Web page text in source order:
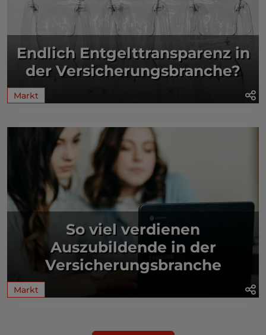
Endlich Entgelttransparenz in
der Versicherungsbranche?
Markt
So viel verdienen
Auszubildende in der
Versicherungsbranche
Markt